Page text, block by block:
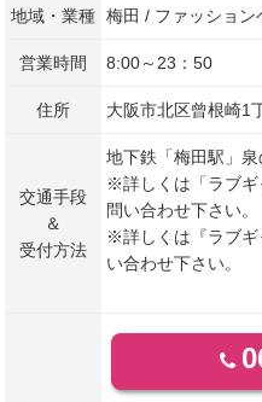
地域・業種 梅田 / ファッション
営業時間 8:00～23：50
住所 大阪市北区曾根崎1
交通手段
＆
受付方法
地下鉄「梅田駅」
※詳しくは「ラブギ
問い合わせ下さい。
※詳しくは『ラブギ
い合わせ下さい。